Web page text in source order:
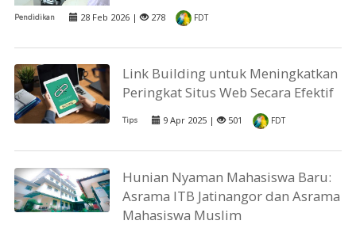
Pendidikan 28 Feb 2026 | 278 FDT
Link Building untuk Meningkatkan
Peringkat Situs Web Secara Efektif
Tips 9 Apr 2025 | 501 FDT
Hunian Nyaman Mahasiswa Baru:
Asrama ITB Jatinangor dan Asrama
Mahasiswa Muslim